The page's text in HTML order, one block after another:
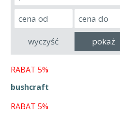
RABAT 5%
bushcraft
RABAT 5%